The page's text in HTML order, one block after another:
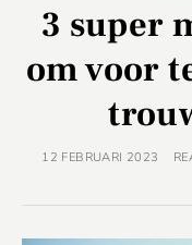
3 super
om voor
12 FEBRUARI 2023